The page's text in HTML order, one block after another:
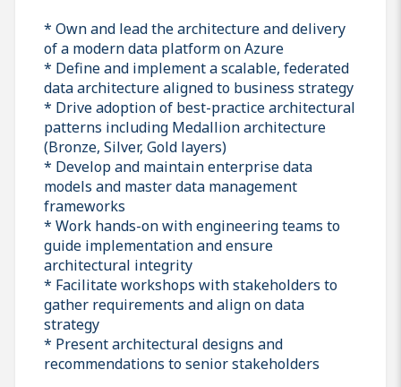
* Own and lead the architecture and delivery
of a modern data platform on Azure
* Define and implement a scalable, federated
data architecture aligned to business strategy
* Drive adoption of best-practice architectural
patterns including Medallion architecture
(Bronze, Silver, Gold layers)
* Develop and maintain enterprise data
models and master data management
frameworks
* Work hands-on with engineering teams to
guide implementation and ensure
architectural integrity
* Facilitate workshops with stakeholders to
gather requirements and align on data
strategy
* Present architectural designs and
recommendations to senior stakeholders